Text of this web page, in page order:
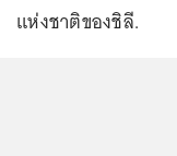
แห่งชาติของชิลี.